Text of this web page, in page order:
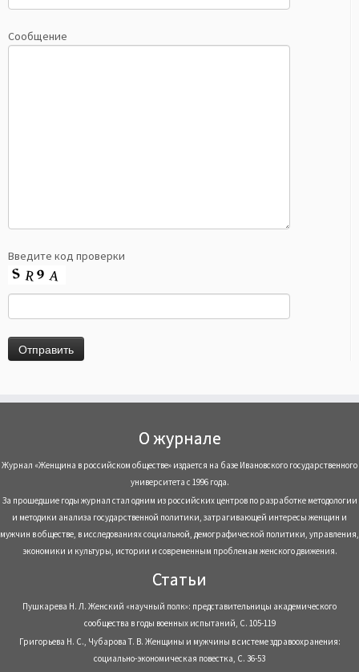
Сообщение
Введите код проверки
О журнале
Журнал «Женщина в российском обществе» издается на базе Ивановского государственного
университета с 1996 года.
За прошедшие годы журнал стал одним из российских центров по разработке методологии
и методики анализа государственной политики, затрагивающей интересы женщин и
мужчин в обществе, в исследованиях социальной, демографической политики, управления,
экономики и культуры, истории и современным проблемам женского движения.
Статьи
Пушкарева Н. Л. Женский «научный полк»: представительницы академического
сообщества в годы военных испытаний, С. 105-119
Григорьева Н. С., Чубарова Т. В. Женщины и мужчины в системе здравоохранения:
социально-экономическая повестка, С. 36-53